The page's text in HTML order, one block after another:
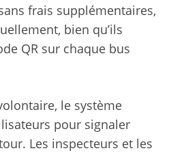
frais supplémentaires,
bien qu’ils
QR sur chaque bus
le système
pour signaler
Les inspecteurs et les